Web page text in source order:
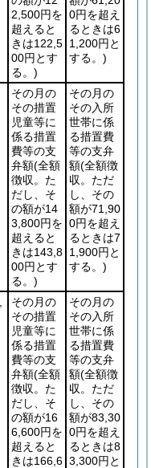
2,500円を
超えると
きは122,5
00円とす
る。)
0円を超え
るときは6
1,200円と
する。)
その月の
その措置
児童等に
係る措置
費等の支
弁額(全額
徴収。た
だし、そ
の額が14
3,800円を
超えると
きは143,8
00円とす
る。)
その月の
その入所
世帯に係
る措置費
等の支弁
額(全額徴
収。ただ
し、その
額が71,90
0円を超え
るときは7
1,900円と
する。)
その月の
その措置
児童等に
係る措置
費等の支
弁額(全額
徴収。た
だし、そ
の額が16
6,600円を
超えると
きは166,6
その月の
その入所
世帯に係
る措置費
等の支弁
額(全額徴
収。ただ
し、その
額が83,30
0円を超え
るときは8
3,300円と